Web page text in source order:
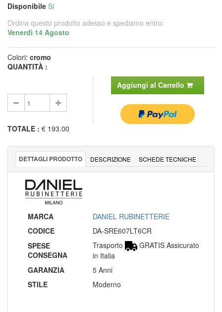
Disponibile Si
Ordina questo prodotto adesso e spediamo entro:
Venerdì 14 Agosto
Colori: cromo
QUANTITÀ :
Aggiungi al Carrello
TOTALE : € 193.00
DETTAGLI PRODOTTO DESCRIZIONE SCHEDE TECNICHE
MARCA
DANIEL RUBINETTERIE
CODICE
DA-SRE607LT6CR
SPESE
CONSEGNA
Trasporto
GRATIS Assicurato
in Italia
GARANZIA
5 Anni
STILE
Moderno